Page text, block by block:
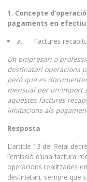
1. Concepte
pagaments en efectiu
a. Factures
Un empresari o
destinatari operacions
però que es
mensual per un import
aquestes factures
limitacions als
Resposta
L’article 13 del Reial
l’emissió d’una factura
operacions realitzades
destinatari, sempre que